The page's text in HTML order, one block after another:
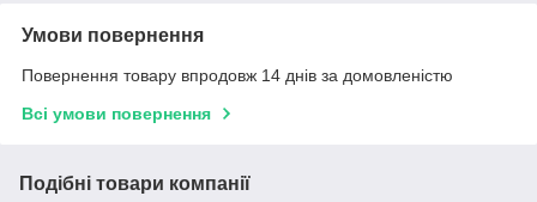
Умови повернення
Повернення товару впродовж 14 днів за домовленістю
Всі умови повернення
Подібні товари компанії